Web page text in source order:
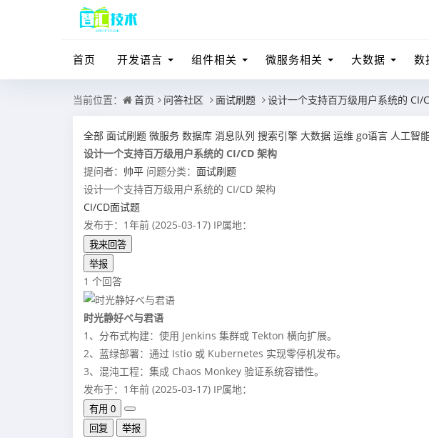
首页 开发语言 组件相关 微服务相关 大数据 数
当前位置： 首页 问答社区 面试刷题 设计一个支持百万级用户系统的 CI/
全部 面试刷题 微服务 数据库 消息队列 搜索引擎 大数据 运维 go语言 人工智
设计一个支持百万级用户系统的 CI/CD 架构
提问者： 帅平 问题分类： 面试刷题
设计一个支持百万级用户系统的 CI/CD 架构
CI/CD面试题
发布于：1年前 (2025-03-17) IP属地：
我来回答
举报
1 个回答
时光静好べ与君语
1、分布式构建：使用 Jenkins 集群或 Tekton 横向扩展。
2、蓝绿部署：通过 Istio 或 Kubernetes 实现零停机发布。
3、混沌工程：集成 Chaos Monkey 验证系统容错性。
发布于：1年前 (2025-03-17) IP属地：
有用 0
回复
举报